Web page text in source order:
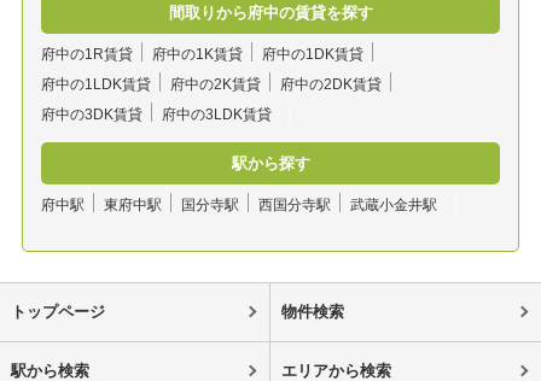
間取りから府中の賃貸を探す
府中の1R賃貸 府中の1K賃貸
府中の1DK賃貸
府中の1LDK賃貸
府中の2K賃貸
府中の2DK賃貸
府中の3DK賃貸
府中の3LDK賃貸
駅から探す
府中駅 東府中駅 国分寺駅 西国分寺駅 武蔵小金井駅
トップページ 物件検索
駅から検索 エリアから検索